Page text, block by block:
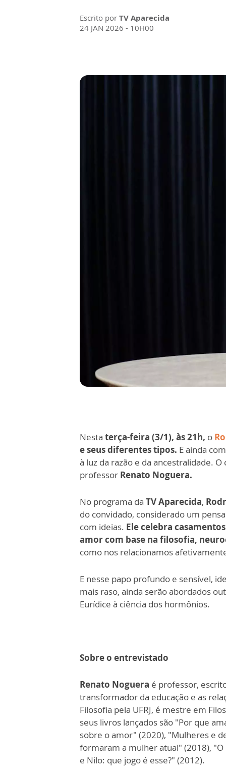
Escrito por TV Aparecida
24 JAN 2026 - 10H00
Nesta terça-feira (3/1), às 21h, o
e seus diferentes tipos. E ainda
à luz da razão e da ancestralidade.
professor Renato Noguera.
No programa da TV Aparecida,
do convidado, considerado um
com ideias. Ele celebra
amor com base na filosofia,
como nos relacionamos
E nesse papo profundo e sensível,
mais raso, ainda serão abordados
Eurídice à ciência dos hormônios.
Sobre o entrevistado
Renato Noguera é professor,
transformador da educação e as
Filosofia pela UFRJ, é mestre em
seus livros lançados são "Por que
sobre o amor" (2020), "Mulheres e
formaram a mulher atual" (2018), "O
e Nilo: que jogo é esse?" (2012).